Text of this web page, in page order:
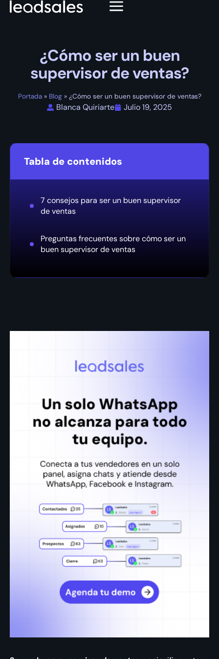
¿Cómo ser un buen
supervisor de ventas?
Portada» Blog» ¿Cómo ser un buen supervisor de ventas?
Blanca Quiriarte Julio 19, 2025
Tabla de contenidos
7 consejos para ser un buen supervisor
de ventas
Preguntas frecuentes sobre cómo ser un
buen supervisor de ventas